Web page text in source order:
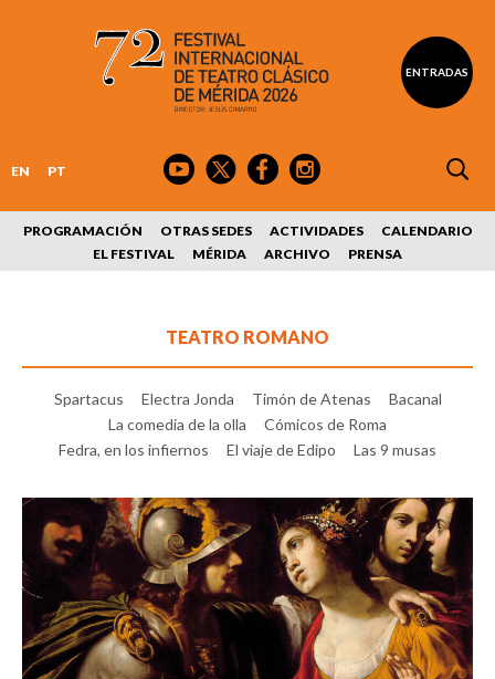
ENTRADAS
EN PT
PROGRAMACIÓN OTRAS SEDES ACTIVIDADES
CALENDARIO
EL FESTIVAL
MÉRIDA ARCHIVO PRENSA
TEATRO ROMANO
Spartacus Electra Jonda Timón de Atenas
Bacanal
La comedia de la olla
Cómicos de Roma
Fedra, en los infiernos
El viaje de Edipo Las 9 musas